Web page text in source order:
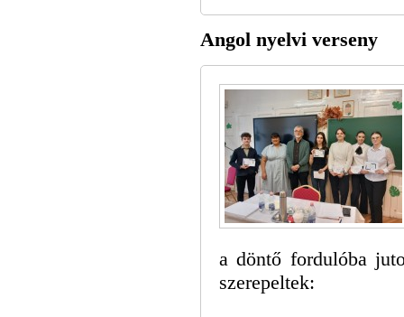
Angol nyelvi verseny
a döntő fordulóba
szerepeltek: